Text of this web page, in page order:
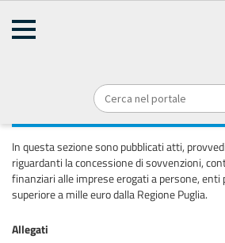
Home
Sovvenzioni, contributi,
economici
In questa sezione sono pubblicati atti,
riguardanti la concessione di sovvenzioni,
finanziari alle imprese erogati a persone, enti
superiore a mille euro dalla Regione Puglia.
Allegati